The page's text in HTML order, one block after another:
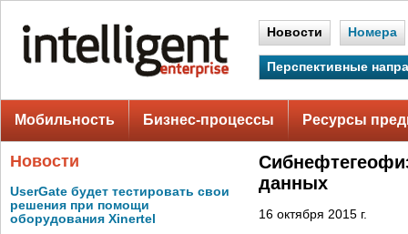
Новости Номера
Перспективные
Мобильность Бизнес-процессы Ресурсы
Новости
UserGate будет тестировать свои
решения при помощи
оборудования Xinertel
данных
16 октября 2015 г.